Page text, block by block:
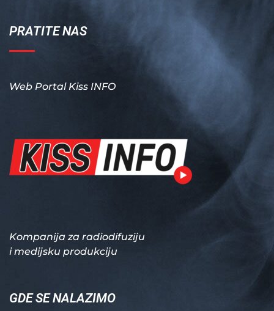
PRATITE NAS
Web Portal Kiss INFO
Kompanija za radiodifuziju
i medijsku produkciju
GDE SE NALAZIMO